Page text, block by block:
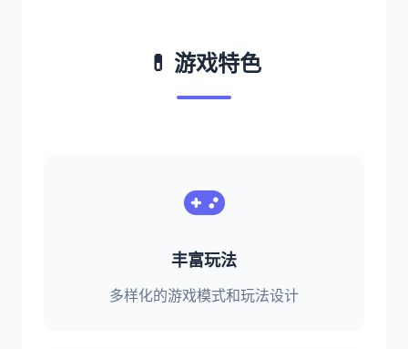
💊 游戏特色
丰富玩法
多样化的游戏模式和玩法设计